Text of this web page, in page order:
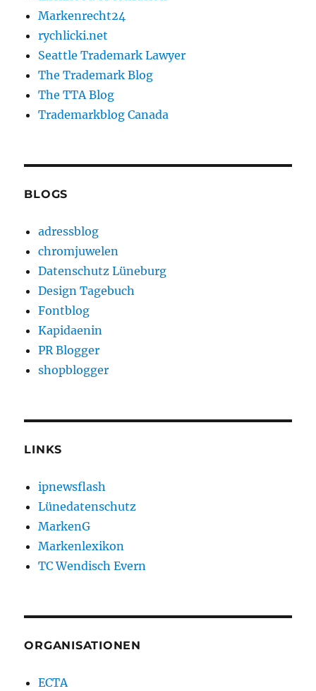
Markenrecht24
rychlicki.net
Seattle Trademark Lawyer
The Trademark Blog
The TTA Blog
Trademarkblog Canada
BLOGS
adressblog
chromjuwelen
Datenschutz Lüneburg
Design Tagebuch
Fontblog
Kapidaenin
PR Blogger
shopblogger
LINKS
ipnewsflash
Lünedatenschutz
MarkenG
Markenlexikon
TC Wendisch Evern
ORGANISATIONEN
ECTA